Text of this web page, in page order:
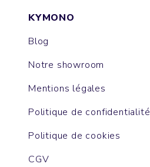
KYMONO
Blog
Notre showroom
Mentions légales
Politique de confidentialité
Politique de cookies
CGV